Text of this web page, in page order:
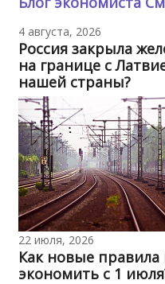
4 августа, 2026
Россия закрыла
на границе с
нашей страны?
22 июля, 2026
Как новые
экономить с 1